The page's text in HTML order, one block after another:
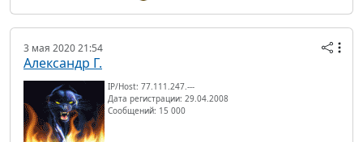
3 мая 2020 21:54
Александр Г.
IP/Host: 77.111.247.---
Дата регистрации: 29.04.2008
Сообщений: 15 000